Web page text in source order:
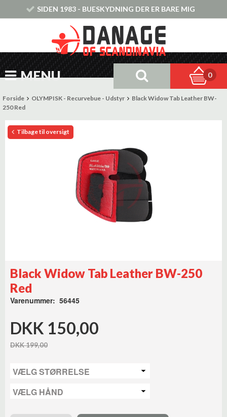
SIDEN 1983 - BUESKYDNING DER ER BARE MIG
MENU 0
Forside OLYMPISK - Recurvebue - Udstyr
Black Widow Tab Leather BW-
250 Red
Tilbage til oversigt
Black Widow Tab Leather BW-250
Red
Varenummer: 56445
DKK 150,00
DKK 199,00